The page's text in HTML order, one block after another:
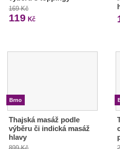
169 Kč
119 Kč
Brno
Thajská masáž podle
výběru či indická masáž
hlavy